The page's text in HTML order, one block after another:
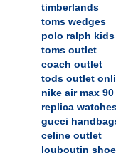
timberlands
toms wedges
polo ralph kids
toms outlet
coach outlet
tods outlet
nike air max 90
replica
gucci
celine outlet
louboutin